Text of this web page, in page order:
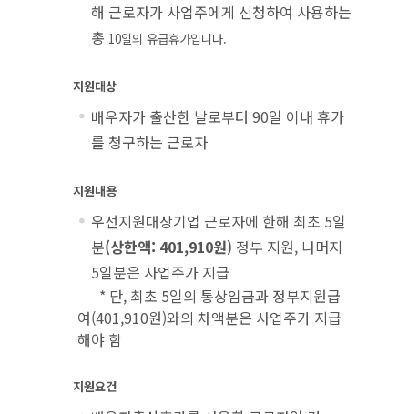
해 근로자가 사업주에게 신청하여 사용하는
총 10일의 유급휴가입니다.
지원대상
배우자가 출산한 날로부터 90일 이내 휴가
를 청구하는 근로자
지원내용
우선지원대상기업 근로자에 한해 최초 5일
분(상한액: 401,910원) 정부 지원, 나머지
5일분은 사업주가 지급
* 단, 최초 5일의 통상임금과 정부지원급
여(401,910원)와의 차액분은 사업주가 지급
해야 함
지원요건